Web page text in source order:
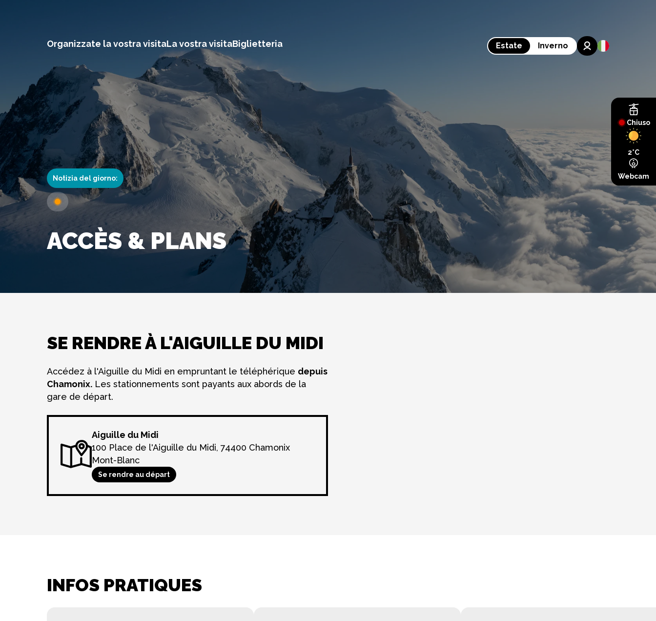
Organizzate la vostra visitaLa vostra visitaBiglietteria Estate Inverno
Notizia del giorno:
ACCÈS & PLANS
Chiuso
2°C
Webcam
SE RENDRE À L'AIGUILLE DU MIDI
Accédez à l'Aiguille du Midi en empruntant le téléphérique depuis
Chamonix. Les stationnements sont payants aux abords de la
gare de départ.
Aiguille du Midi
100 Place de l'Aiguille du Midi, 74400 Chamonix
Mont-Blanc
Se rendre au départ
Caricamento
INFOS PRATIQUES